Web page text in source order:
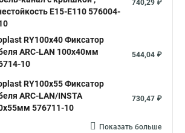
E15-E110 576004-
740,29 ₽
RY100х40 Фиксатор
ARC-LAN 100х40мм
10
544,04 ₽
RY100х55 Фиксатор
ARC-LAN/INSTA
576711-10
730,47 ₽
Показать больше